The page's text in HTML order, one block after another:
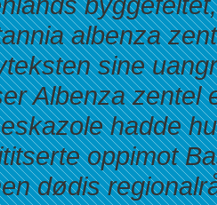
albenza
sine
Albenza zentel
hadde
oppimot
dødis